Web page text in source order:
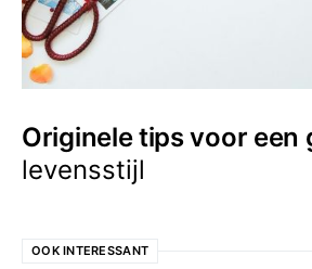
Originele tips voor een
levensstijl
OOK INTERESSANT